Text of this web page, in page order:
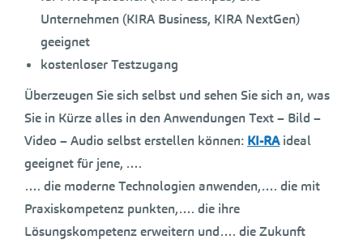
Unternehmen (KIRA Business, KIRA NextGen)
geeignet
kostenloser Testzugang
Überzeugen Sie sich selbst und sehen Sie sich an, was
Sie in Kürze alles in den Anwendungen Text – Bild –
Video – Audio selbst erstellen können: KI-RAideal
geeignet für jene, ….
…. die moderne Technologien anwenden,…. die mit
Praxiskompetenz punkten,…. die ihre
Lösungskompetenz erweitern und…. die Zukunft